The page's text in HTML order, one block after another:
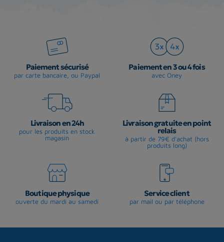
Paiement sécurisé
par carte bancaire, ou Paypal
Paiement en 3 ou 4 fois
avec Oney
Livraison en 24h
pour les produits en stock
magasin
Livraison gratuite en point
relais
à partir de 79€ d'achat (hors
produits long)
Boutique physique
ouverte du mardi au samedi
Service client
par mail ou par téléphone